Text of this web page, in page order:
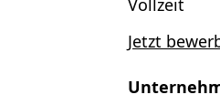
Vollzeit
Jetzt